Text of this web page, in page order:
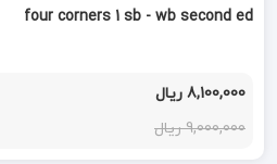
four corners 1 sb - wb second ed
8,100,000 ریال
9,000,000 ریال